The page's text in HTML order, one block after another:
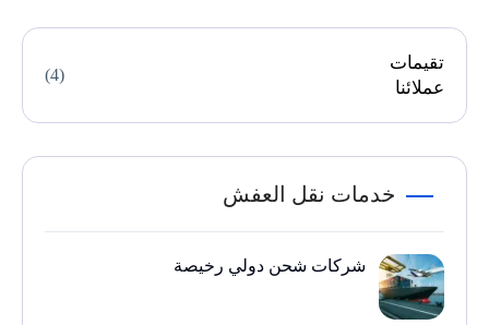
تقيمات
عملائنا
(4)
خدمات نقل العفش
شركات شحن دولي رخيصة